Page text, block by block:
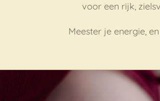
voor een rijk,
Meester je energie,